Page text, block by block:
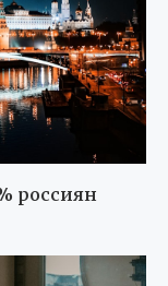
россиян